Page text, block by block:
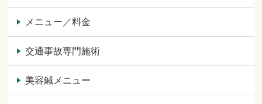
メニュー／料金
交通事故専門施術
美容鍼メニュー